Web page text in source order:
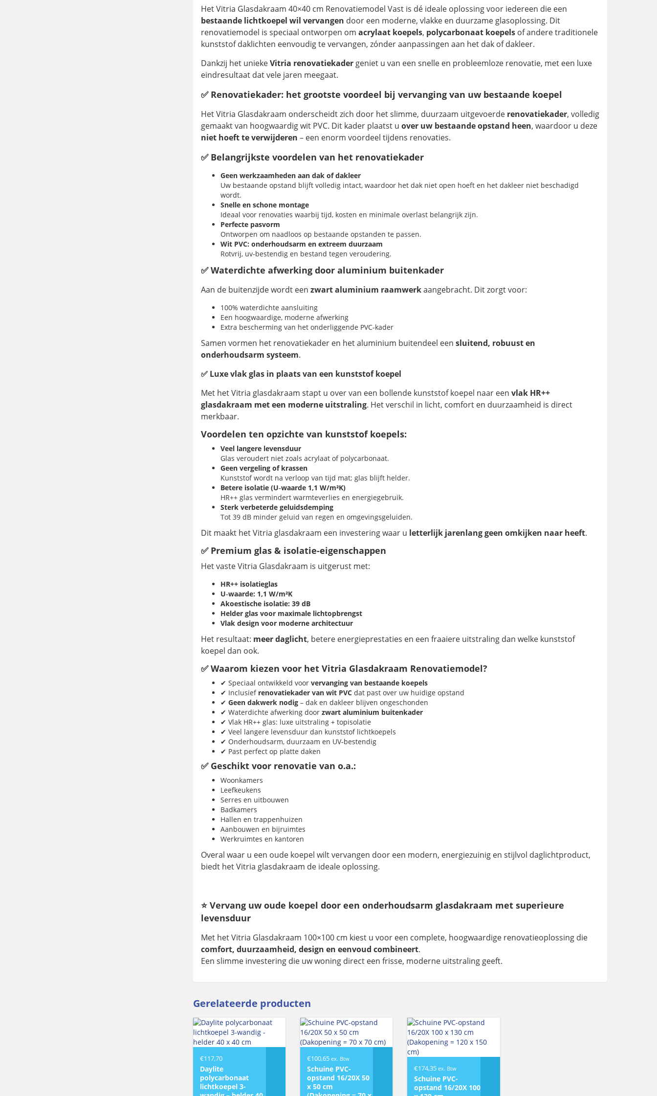
Het Vitria Glasdakraam 40×40 cm Renovatiemodel Vast is dé ideale oplossing voor iedereen die een
bestaande lichtkoepel wil vervangen door een moderne, vlakke en duurzame glasoplossing. Dit
renovatiemodel is speciaal ontworpen om acrylaat koepels, polycarbonaat koepelsof andere traditionele
kunststof daklichten eenvoudig te vervangen, zónder aanpassingen aan het dak of dakleer.
Dankzij het uniekeVitria renovatiekadergeniet u van een snelle en probleemloze renovatie, met een luxe
eindresultaat dat vele jaren meegaat.
✅ Renovatiekader: het grootste voordeel bij vervanging van uw bestaande koepel
Het Vitria Glasdakraam onderscheidt zich door het slimme, duurzaam uitgevoerde renovatiekader, volledig
gemaakt van hoogwaardig wit PVC. Dit kader plaatst u over uw bestaande opstand heen, waardoor u deze
niet hoeft te verwijderen – een enorm voordeel tijdens renovaties.
✅ Belangrijkste voordelen van het renovatiekader
Geen werkzaamheden aan dak of dakleer
Uw bestaande opstand blijft volledig intact, waardoor het dak niet open hoeft en het dakleer niet beschadigd
wordt.
Snelle en schone montage
Ideaal voor renovaties waarbij tijd, kosten en minimale overlast belangrijk zijn.
Perfecte pasvorm
Ontworpen om naadloos op bestaande opstanden te passen.
Wit PVC: onderhoudsarm en extreem duurzaam
Rotvrij, uv‑bestendig en bestand tegen veroudering.
✅ Waterdichte afwerking door aluminium buitenkader
Aan de buitenzijde wordt een zwart aluminium raamwerkaangebracht. Dit zorgt voor:
100% waterdichte aansluiting
Een hoogwaardige, moderne afwerking
Extra bescherming van het onderliggende PVC‑kader
Samen vormen het renovatiekader en het aluminium buitendeel een sluitend, robuust en
onderhoudsarm systeem.
✅ Luxe vlak glas in plaats van een kunststof koepel
Met het Vitria glasdakraam stapt u over van een bollende kunststof koepel naar een vlak HR++
glasdakraam met een moderne uitstraling. Het verschil in licht, comfort en duurzaamheid is direct
merkbaar.
Voordelen ten opzichte van kunststof koepels:
Veel langere levensduur
Glas veroudert niet zoals acrylaat of polycarbonaat.
Geen vergeling of krassen
Kunststof wordt na verloop van tijd mat; glas blijft helder.
Betere isolatie (U‑waarde 1,1 W/m²K)
HR++ glas vermindert warmteverlies en energiegebruik.
Sterk verbeterde geluidsdemping
Tot 39 dB minder geluid van regen en omgevingsgeluiden.
Dit maakt het Vitria glasdakraam een investering waar u letterlijk jarenlang geen omkijken naar heeft.
✅ Premium glas & isolatie-eigenschappen
Het vaste Vitria Glasdakraam is uitgerust met:
HR++ isolatieglas
U‑waarde: 1,1 W/m²K
Akoestische isolatie: 39 dB
Helder glas voor maximale lichtopbrengst
Vlak design voor moderne architectuur
Het resultaat: meer daglicht, betere energieprestaties en een fraaiere uitstraling dan welke kunststof
koepel dan ook.
✅ Waarom kiezen voor het Vitria Glasdakraam Renovatiemodel?
✔ Speciaal ontwikkeld voor vervanging van bestaande koepels
✔ Inclusief renovatiekader van wit PVCdat past over uw huidige opstand
✔ Geen dakwerk nodig– dak en dakleer blijven ongeschonden
✔ Waterdichte afwerking door zwart aluminium buitenkader
✔ Vlak HR++ glas: luxe uitstraling + topisolatie
✔ Veel langere levensduur dan kunststof lichtkoepels
✔ Onderhoudsarm, duurzaam en UV‑bestendig
✔ Past perfect op platte daken
✅ Geschikt voor renovatie van o.a.:
Woonkamers
Leefkeukens
Serres en uitbouwen
Badkamers
Hallen en trappenhuizen
Aanbouwen en bijruimtes
Werkruimtes en kantoren
Overal waar u een oude koepel wilt vervangen door een modern, energiezuinig en stijlvol daglichtproduct,
biedt het Vitria glasdakraam de ideale oplossing.
⭐ Vervang uw oude koepel door een onderhoudsarm glasdakraam met superieure
levensduur
Met het Vitria Glasdakraam 100×100 cm kiest u voor een complete, hoogwaardige renovatieoplossing die
comfort, duurzaamheid, design en eenvoud combineert.
Een slimme investering die uw woning direct een frisse, moderne uitstraling geeft.
Gerelateerde producten
€117,70
Daylite
polycarbonaat
lichtkoepel 3-
€100,65 ex. Btw
Schuine PVC-
opstand 16/20X 50
x 50 cm
€174,35 ex. Btw
Schuine PVC-
opstand 16/20X 100